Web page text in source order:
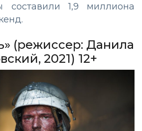
составили 1,9 миллиона
(режиссер: Данила
2021) 12+